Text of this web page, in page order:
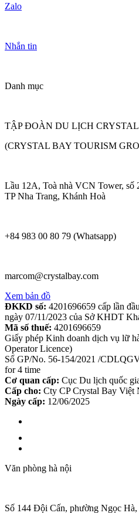
Zalo
Nhắn tin
Danh mục
TẬP ĐOÀN DU LỊCH
(CRYSTAL BAY TOURISM
Lầu 12A, Toà nhà VCN Tower, số
TP Nha Trang, Khánh Hoà
+84 983 00 80 79 (Whatsapp)
marcom@crystalbay.com
Xem bản đồ
ĐKKD số: 4201696659 cấp lần
ngày 07/11/2023 của Sở KHDT
Mã số thuế: 4201696659
Giấy phép Kinh doanh dịch vụ lữ
Operator Licence)
Số GP/No. 56-154/2021 /
for 4 time
Cơ quan cấp: Cục Du lịch quốc
Cấp cho: Cty CP Crystal Bay Việt
Ngày cấp: 12/06/2025
Văn phòng hà nội
Số 144 Đội Cấn, phường Ngọc